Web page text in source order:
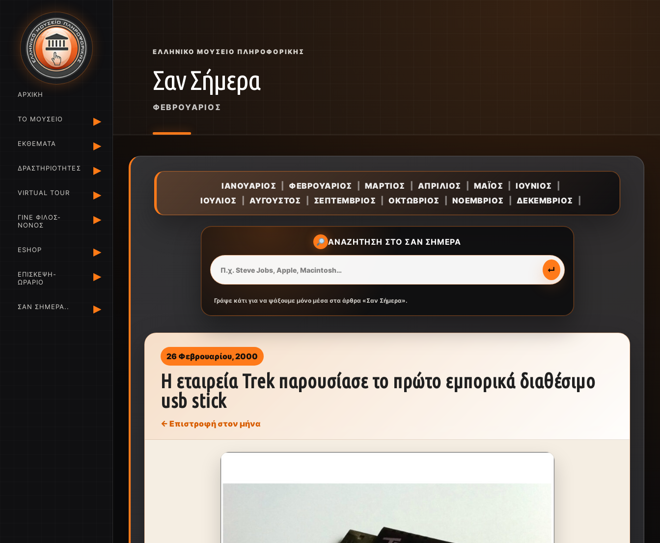
ΑΡΧΙΚΗ
ΤΟ ΜΟΥΣΕΙΟ ▸
ΕΚΘΕΜΑΤΑ ▸
ΔΡΑΣΤΗΡΙΟΤΗΤΕΣ ▸
VIRTUAL TOUR ▸
ΓΙΝΕ ΦΙΛΟΣ-
ΝΟΝΟΣ
▸
ESHOP ▸
ΕΠΙΣΚΕΨΗ-
ΩΡΑΡΙΟ
▸
ΣΑΝ ΣΗΜΕΡΑ.. ▸
ΕΛΛΗΝΙΚΌ ΜΟΥΣΕΊΟ ΠΛΗΡΟΦΟΡΙΚΉΣ
Σαν Σήμερα
ΦΕΒΡΟΥΆΡΙΟΣ
ΙΑΝΟΥΑΡΙΟΣ ΦΕΒΡΟΥΑΡΙΟΣ ΜΑΡΤΙΟΣ ΑΠΡΙΛΙΟΣ ΜΑΪΟΣ ΙΟΥΝΙΟΣ
ΙΟΥΛΙΟΣ
ΑΥΓΟΥΣΤΟΣ ΣΕΠΤΕΜΒΡΙΟΣ ΟΚΤΩΒΡΙΟΣ ΝΟΕΜΒΡΙΟΣ ΔΕΚΕΜΒΡΙΟΣ
ΑΝΑΖΉΤΗΣΗ ΣΤΟ ΣΑΝ ΣΉΜΕΡΑ
↵
Γράψε κάτι για να ψάξουμε μόνο μέσα στα άρθρα «Σαν Σήμερα».
26 Φεβρουαρίου, 2000
Η εταιρεία Trek παρουσίασε το πρώτο εμπορικά διαθέσιμο
usb stick
← Επιστροφή στον μήνα